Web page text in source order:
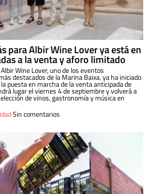
para Albir Wine Lover ya está en
a la venta y aforo limitado
Wine Lover, uno de los eventos
destacados de la Marina Baixa, ya ha iniciado
puesta en marcha de la venta anticipada de
lugar el viernes 4 de septiembre y volverá a
de vinos, gastronomía y música en
Sin comentarios